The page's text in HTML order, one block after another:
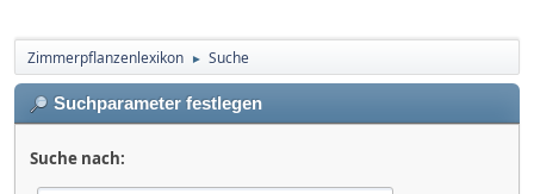
Zimmerpflanzenlexikon ► Suche
Suchparameter festlegen
Suche nach: